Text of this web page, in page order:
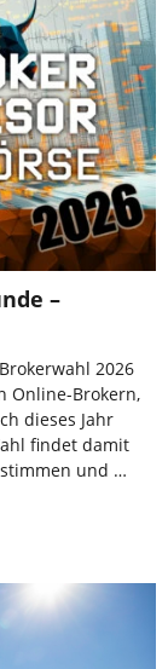
–
2026
Online-Brokern,
dieses Jahr
findet damit
und …